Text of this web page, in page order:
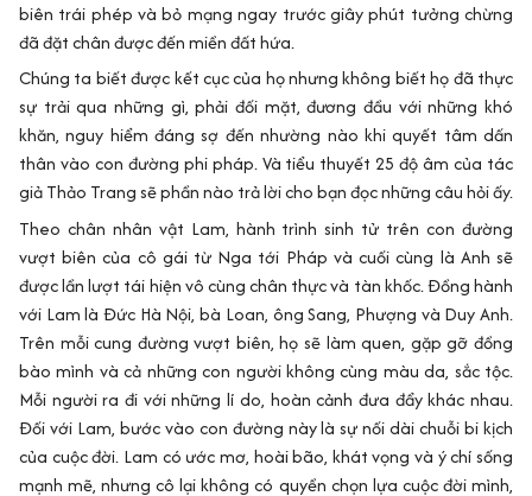
biên trái phép và bỏ mạng ngay trước giây phút tưởng chừng
đã đặt chân được đến miền đất hứa.
Chúng ta biết được kết cục của họ nhưng không biết họ đã thực
sự trải qua những gì, phải đối mặt, đương đầu với những khó
khăn, nguy hiểm đáng sợ đến nhường nào khi quyết tâm dấn
thân vào con đường phi pháp. Và tiểu thuyết 25 độ âm của tác
giả Thảo Trang sẽ phần nào trả lời cho bạn đọc những câu hỏi ấy.
Theo chân nhân vật Lam, hành trình sinh tử trên con đường
vượt biên của cô gái từ Nga tới Pháp và cuối cùng là Anh sẽ
được lần lượt tái hiện vô cùng chân thực và tàn khốc. Đồng hành
với Lam là Đức Hà Nội, bà Loan, ông Sang, Phượng và Duy Anh.
Trên mỗi cung đường vượt biên, họ sẽ làm quen, gặp gỡ đồng
bào mình và cả những con người không cùng màu da, sắc tộc.
Mỗi người ra đi với những lí do, hoàn cảnh đưa đẩy khác nhau.
Đối với Lam, bước vào con đường này là sự nối dài chuỗi bi kịch
của cuộc đời. Lam có ước mơ, hoài bão, khát vọng và ý chí sống
mạnh mẽ, nhưng cô lại không có quyền chọn lựa cuộc đời mình,